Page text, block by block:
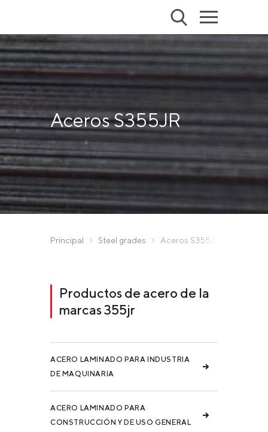
Aceros S355JR
Principal Steel grades Aceros S355JR
Productos de acero de la
marcas 355jr
ACERO LAMINADO PARA INDUSTRIA
DE MAQUINARIA
ACERO LAMINADO PARA
CONSTRUCCIÓN Y DE USO GENERAL